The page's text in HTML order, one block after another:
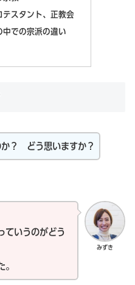
スタント、正教会
での宗派の違い
？ どう思いますか？
みずき
ていうのがどう